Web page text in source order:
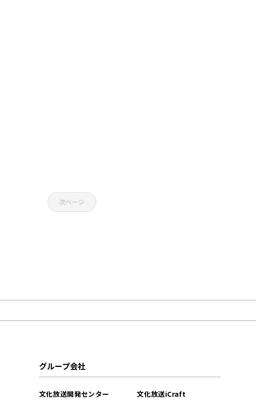
次ページ
グループ会社
文化放送開発センター 文化放送iCraft